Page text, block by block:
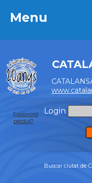
Menu
Login
Password
perdut?
Buscar ciutat de
Menu